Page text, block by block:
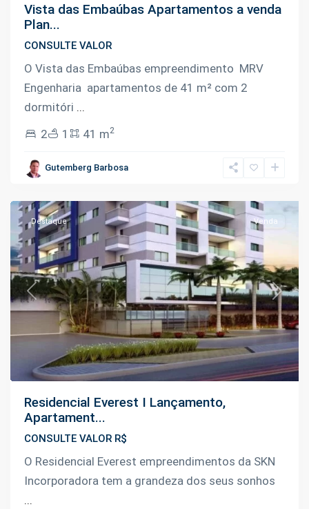
Vista das Embaúbas Apartamentos a venda
Plan...
CONSULTE VALOR
O Vista das Embaúbas empreendimento MRV
Engenharia apartamentos de 41 m² com 2
dormitóri ...
2
1 41 m2
Gutemberg Barbosa
Centro,
Previous Next
Destaque Venda
Residencial Everest I Lançamento,
Apartament...
CONSULTE VALOR R$
O Residencial Everest empreendimentos da SKN
Incorporadora tem a grandeza dos seus sonhos
...